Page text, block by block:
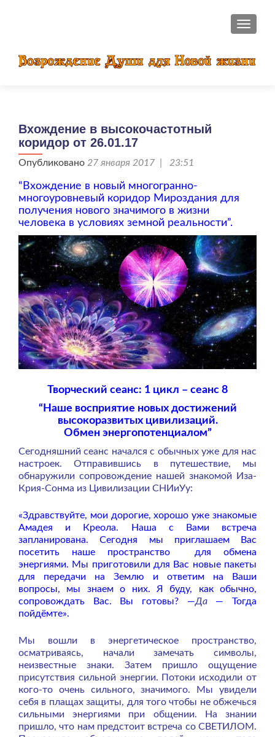
Вхождение в высокочастотный
коридор от 26.01.17
Опубликовано 27 января 2017 | 23:51
“Вхождение в новый многогранно-
многоуровневый коридор Мироздания для
получения нового значимого в жизни
человека в условиях земной реальности”.
Творческий сеанс: 1 цикл – сеанс 8
“Наше восприятие новых достижений
высокоразвитых цивилизаций.
Обмен энергопотенциалом”
Сегодняшний сеанс начался с обычных уже для нас
настроек. Отправившись в путешествие, мы
обнаружили сопровождение нашей знакомой Иза-
Крия-Сонма из Цивилизации СНИиУу:
«Здравствуйте, мои дорогие, хорошо уже знакомые
Амадея и Креола. Наша с Вами встреча
запланирована. Сегодня мы приглашаем Вас
посетить наше пространство для обмена
энергиями. Мы приготовили для Вас новые пакеты
для передачи на Землю и ответим на Ваши
вопросы, мы знаем о них. Я буду, какобычно,
сопровождать Вас. Вы готовы? —Да— Тогда
пойдёмте».
Мы вошли в энергетическое пространство,
осматриваясь, начали замечать символы,
неизвестные знаки. Затем пришло ощущение
присутствия сильной энергии. Потоки исходили от
кого-то очень сильного, значимого. Мы увидели
себя в плащах защиты, для того чтобы не обжечься
сильными энергиями при общении. На знании
пришло, что нам предстоит встреча со СВЕТИЛОМ.